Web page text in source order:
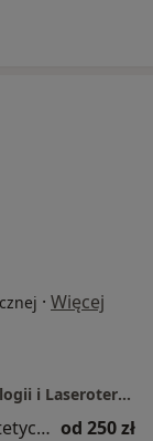
· Więcej
Klinika Medycyny Estetycznej Dermatologii i Laseroterapii PerfectLift
Konsultacja z zakresu medycyny estetycznej od 250 zł